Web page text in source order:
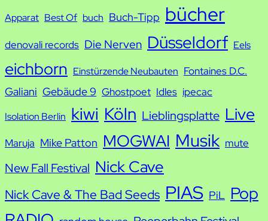
c
Apparat Best Of buch Buch-Tipp bücher
denovali records Die Nerven Düsseldorf Eels
eichborn Einstürzende Neubauten Fontaines D.C.
Galiani Gebäude 9 Ghostpoet Idles ipecac
Isolation Berlin kiwi Köln Lieblingsplatte Live
Maruja Mike Patton MOGWAI Musik mute
New Fall Festival Nick Cave
Nick Cave & The Bad Seeds PIAS PiL Pop